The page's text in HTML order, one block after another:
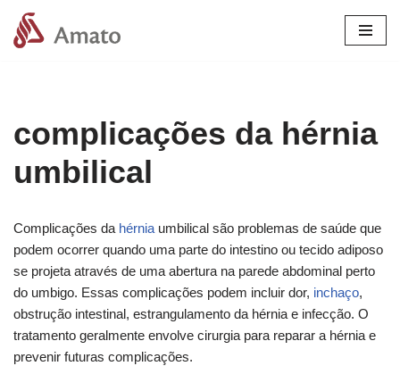
Pular
complicações da hérnia
umbilical
Complicações da hérnia umbilical são problemas de saúde que
podem ocorrer quando uma parte do intestino ou tecido adiposo
se projeta através de uma abertura na parede abdominal perto
do umbigo. Essas complicações podem incluir dor, inchaço,
obstrução intestinal, estrangulamento da hérnia e infecção. O
tratamento geralmente envolve cirurgia para reparar a hérnia e
prevenir futuras complicações.